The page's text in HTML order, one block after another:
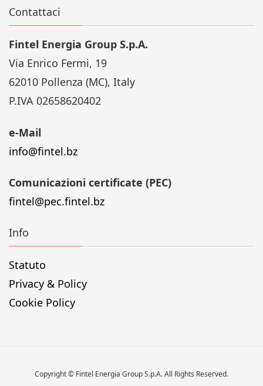
Contattaci
Fintel Energia Group S.p.A.
Via Enrico Fermi, 19
62010 Pollenza (MC), Italy
P.IVA 02658620402
e-Mail
info@fintel.bz
Comunicazioni certificate (PEC)
fintel@pec.fintel.bz
Info
Statuto
Privacy & Policy
Cookie Policy
Copyright © Fintel Energia Group S.p.A. All Rights Reserved.